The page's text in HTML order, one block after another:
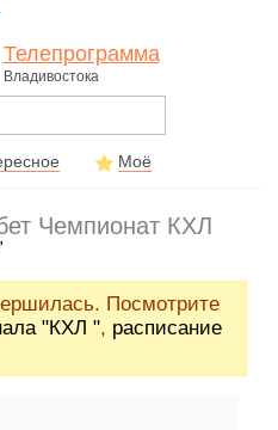
Телепрограмма
Владивостока
Моё
Чемпионат КХЛ
Посмотрите
"КХЛ ", расписание